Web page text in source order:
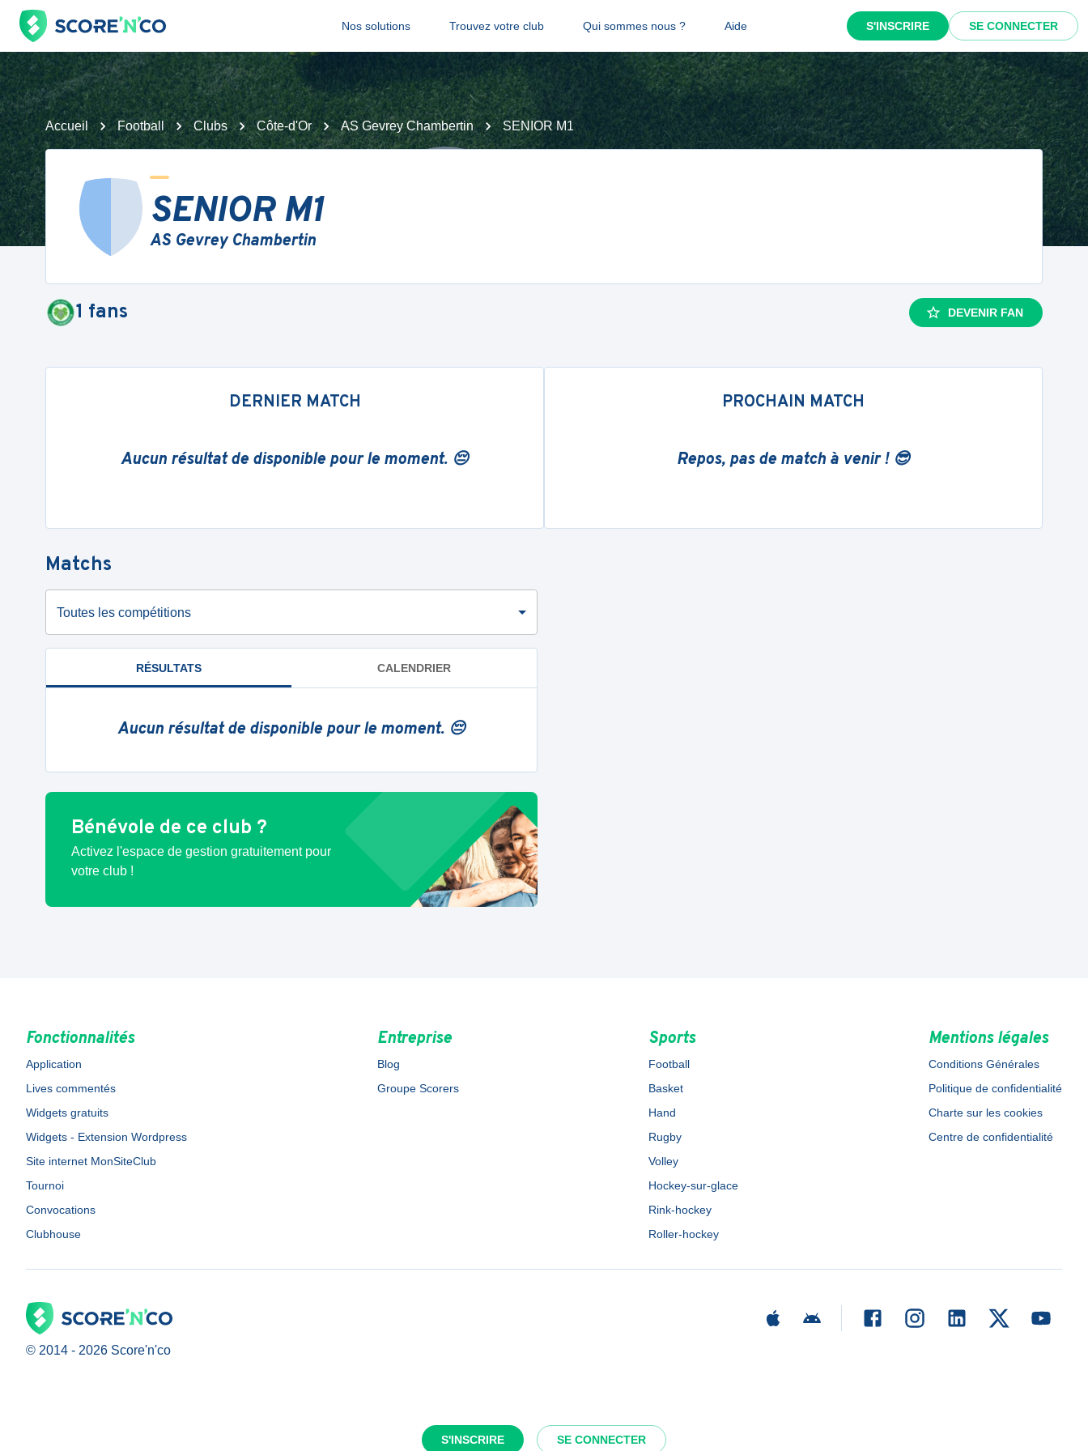
Nos solutions Trouvez votre club Qui sommes nous ? Aide S'INSCRIRE SE CONNECTER
S'INSCRIRE SE CONNECTER
Accueil Football Clubs Côte-d'Or AS Gevrey Chambertin SENIOR M1
SENIOR M1
AS Gevrey Chambertin
1 fans DEVENIR FAN
DERNIER MATCH
Aucun résultat de disponible pour le moment. 😔
PROCHAIN MATCH
Repos, pas de match à venir ! 😎
Matchs
Toutes les compétitions
RÉSULTATS CALENDRIER
Aucun résultat de disponible pour le moment. 😔
Bénévole de ce club ?
Activez l'espace de gestion gratuitement pour
votre club !
Fonctionnalités
Application
Lives commentés
Widgets gratuits
Widgets - Extension Wordpress
Site internet MonSiteClub
Tournoi
Convocations
Clubhouse
Entreprise
Blog
Groupe Scorers
Sports
Football
Basket
Hand
Rugby
Volley
Hockey-sur-glace
Rink-hockey
Roller-hockey
Mentions légales
Conditions Générales
Politique de confidentialité
Charte sur les cookies
Centre de confidentialité
© 2014 - 2026 Score'n'co